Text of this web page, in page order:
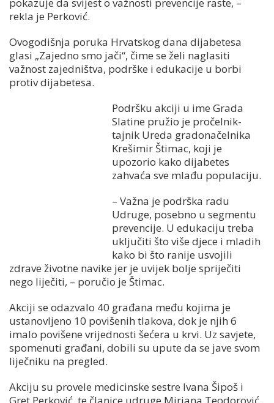
pokazuje da svijest o važnosti prevencije raste, –
rekla je Perković.
Ovogodišnja poruka Hrvatskog dana dijabetesa
glasi „Zajedno smo jači“, čime se želi naglasiti
važnost zajedništva, podrške i edukacije u borbi
protiv dijabetesa.
Podršku akciji u ime Grada
Slatine pružio je pročelnik-
tajnik Ureda gradonačelnika
Krešimir Štimac, koji je
upozorio kako dijabetes
zahvaća sve mlađu populaciju.
– Važna je podrška radu
Udruge, posebno u segmentu
prevencije. U edukaciju treba
uključiti što više djece i mladih
kako bi što ranije usvojili
zdrave životne navike jer je uvijek bolje spriječiti
nego liječiti, – poručio je Štimac.
Akciji se odazvalo 40 građana među kojima je
ustanovljeno 10 povišenih tlakova, dok je njih 6
imalo povišene vrijednosti šećera u krvi. Uz savjete,
spomenuti građani, dobili su upute da se jave svom
liječniku na pregled.
Akciju su provele medicinske sestre Ivana Šipoš i